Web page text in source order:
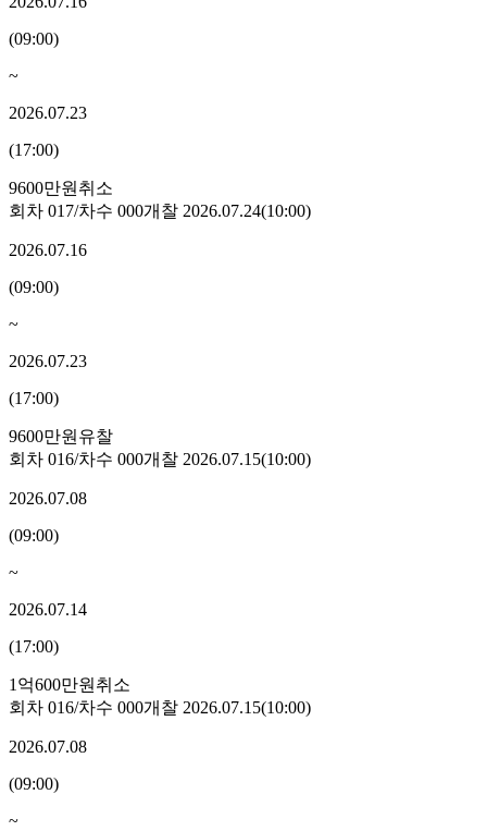
(09:00)
~
2026.07.23
(17:00)
9600만원 취소
회차 017/차수 000개찰 2026.07.24(10:00)
2026.07.16
(09:00)
~
2026.07.23
(17:00)
9600만원 유찰
회차 016/차수 000개찰 2026.07.15(10:00)
2026.07.08
(09:00)
~
2026.07.14
(17:00)
1억600만원 취소
회차 016/차수 000개찰 2026.07.15(10:00)
2026.07.08
(09:00)
~